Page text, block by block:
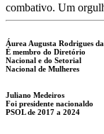
combativo. Um
Áurea Augusta Rodrigues
É membro do Diretório
Nacional e do Setorial
Nacional de Mulheres
Juliano Medeiros
Foi presidente nacionaldo
PSOL de 2017 a 2024